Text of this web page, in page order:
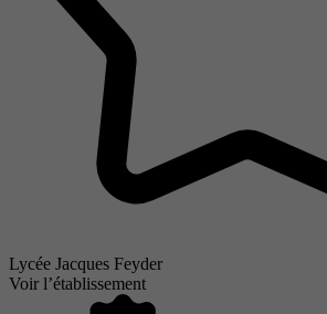
Lycée Jacques Feyder
Voir l’établissement